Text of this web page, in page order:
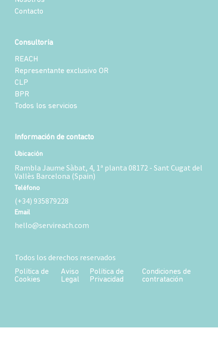
Contacto
Consultoría
REACH
Representante exclusivo OR
CLP
BPR
Todos los servicios
Información de contacto
Ubicación
Rambla Jaume Sàbat, 4, 1ª planta 08172 - Sant Cugat del
Vallès Barcelona (Spain)
Teléfono
(+34) 935879228
Email
hello@servireach.com
Todos los derechos reservados
Política de
Cookies
Aviso
Legal
Política de
Privacidad
Condiciones de
contratación